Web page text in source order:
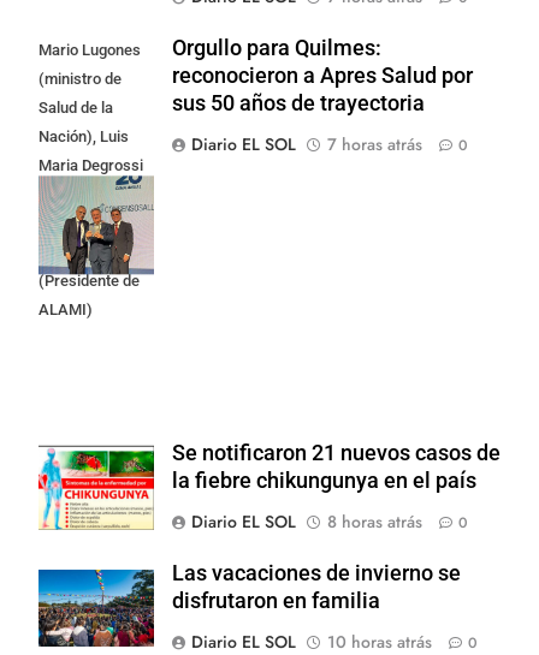
Mario Lugones
(ministro de
Salud de la
Nación), Luis
Maria Degrossi
(Presidente de
Apres Salud) y
Cristian Mazza
(Presidente de
ALAMI)
Orgullo para Quilmes:
reconocieron a Apres Salud por
sus 50 años de trayectoria
Diario EL SOL
7 horas atrás 0
Se notificaron 21 nuevos casos de
la fiebre chikungunya en el país
Diario EL SOL
8 horas atrás 0
Las vacaciones de invierno se
disfrutaron en familia
Diario EL SOL
10 horas atrás 0